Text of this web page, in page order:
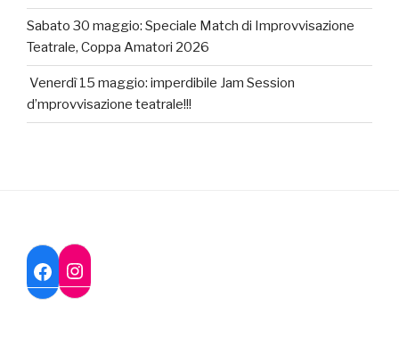
Sabato 30 maggio: Speciale Match di Improvvisazione
Teatrale, Coppa Amatori 2026
Venerdì 15 maggio: imperdibile Jam Session
d’mprovvisazione teatrale!!!
Facebook
Instagram